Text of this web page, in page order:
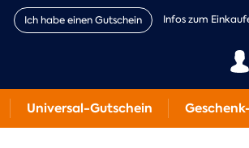
Ich habe einen Gutschein Infos zum
Universal-Gutschein